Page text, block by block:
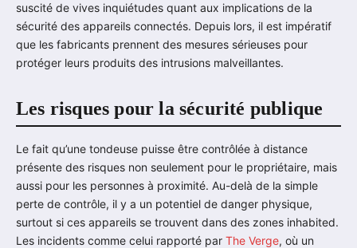
suscité de vives inquiétudes quant aux implications de la
sécurité des appareils connectés. Depuis lors, il est impératif
que les fabricants prennent des mesures sérieuses pour
protéger leurs produits des intrusions malveillantes.
Les risques pour la sécurité publique
Le fait qu’une tondeuse puisse être contrôlée à distance
présente des risques non seulement pour le propriétaire, mais
aussi pour les personnes à proximité. Au-delà de la simple
perte de contrôle, il y a un potentiel de danger physique,
surtout si ces appareils se trouvent dans des zones inhabited.
Les incidents comme celui rapporté par The Verge, où un